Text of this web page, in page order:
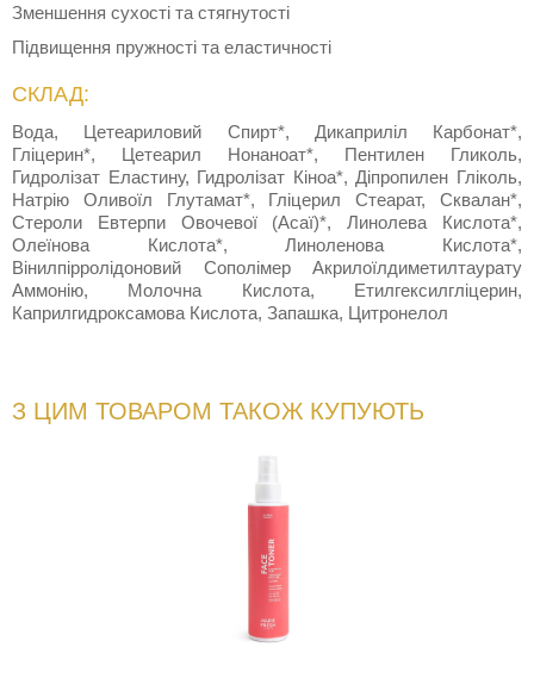
Зменшення сухості та стягнутості
Підвищення пружності та еластичності
СКЛАД:
Вода, Цетеариловий Спирт*, Дикаприліл Карбонат*,
Гліцерин*, Цетеарил Нонаноат*, Пентилен Гликоль,
Гидролізат Еластину, Гидролізат Кіноа*, Діпропилен Гліколь,
Натрію Оливоїл Глутамат*, Гліцерил Стеарат, Сквалан*,
Стероли Евтерпи Овочевої (Асаї)*, Линолева Кислота*,
Олеїнова Кислота*, Линоленова Кислота*,
Вінилпірролідоновий Сополімер Акрилоїлдиметилтаурату
Аммонію, Молочна Кислота, Етилгексилгліцерин,
Каприлгидроксамова Кислота, Запашка, Цитронелол
З ЦИМ ТОВАРОМ ТАКОЖ КУПУЮТЬ